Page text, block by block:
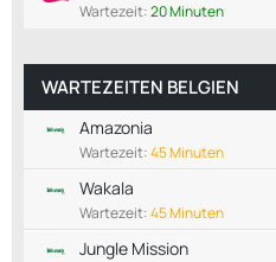
Wartezeit:20 Minuten
WARTEZEITEN BELGIEN
Amazonia
Wartezeit:45 Minuten
Wakala
Wartezeit:45 Minuten
Jungle Mission